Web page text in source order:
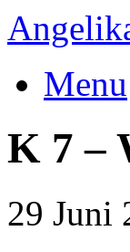
Menu
K 7 –
29 Juni